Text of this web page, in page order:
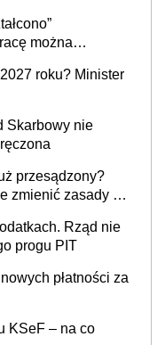
można
wyjściem
roku? Minister
Skarbowy nie
przesądzony?
zmienić zasady gry
Rząd nie
progu PIT
płatności za
KSeF – na co